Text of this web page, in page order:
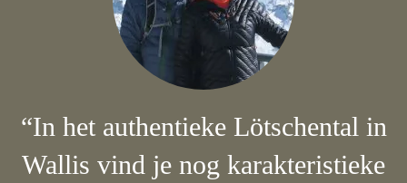
“In het authentieke Lötschental in
Wallis vind je nog karakteristieke